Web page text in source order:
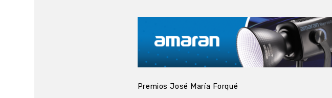
Premios José María Forqué